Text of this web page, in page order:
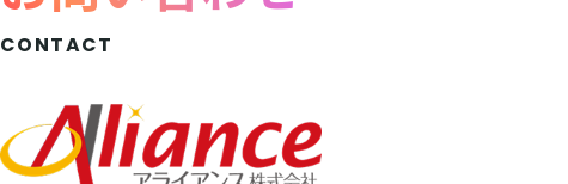
CONTACT